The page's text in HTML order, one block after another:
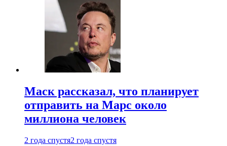
Маск рассказал, что планирует
отправить на Марс около
миллиона человек
2 года спустя2 года спустя